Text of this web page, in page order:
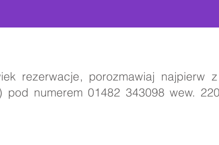
rezerwacje, porozmawiaj najpierw
pod numerem 01482 343098 wew.